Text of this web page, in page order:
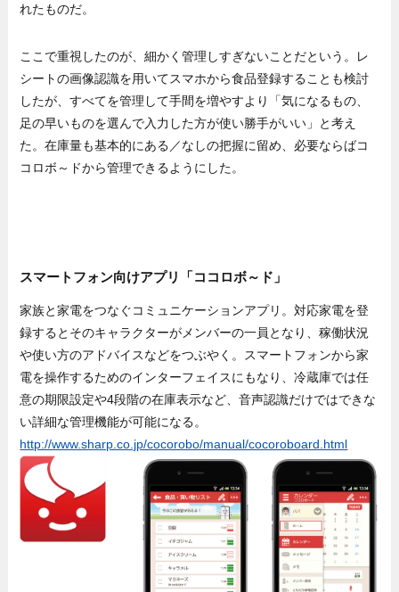
れたものだ。
ここで重視したのが、細かく管理しすぎないことだという。レ
シートの画像認識を用いてスマホから食品登録することも検討
したが、すべてを管理して手間を増やすより「気になるもの、
足の早いものを選んで入力した方が使い勝手がいい」と考え
た。在庫量も基本的にある／なしの把握に留め、必要ならばコ
コロボ～ドから管理できるようにした。
スマートフォン向けアプリ「ココロボ～ド」
家族と家電をつなぐコミュニケーションアプリ。対応家電を登
録するとそのキャラクターがメンバーの一員となり、稼働状況
や使い方のアドバイスなどをつぶやく。スマートフォンから家
電を操作するためのインターフェイスにもなり、冷蔵庫では任
意の期限設定や4段階の在庫表示など、音声認識だけではできな
い詳細な管理機能が可能になる。
http://www.sharp.co.jp/cocorobo/manual/cocoroboard.html